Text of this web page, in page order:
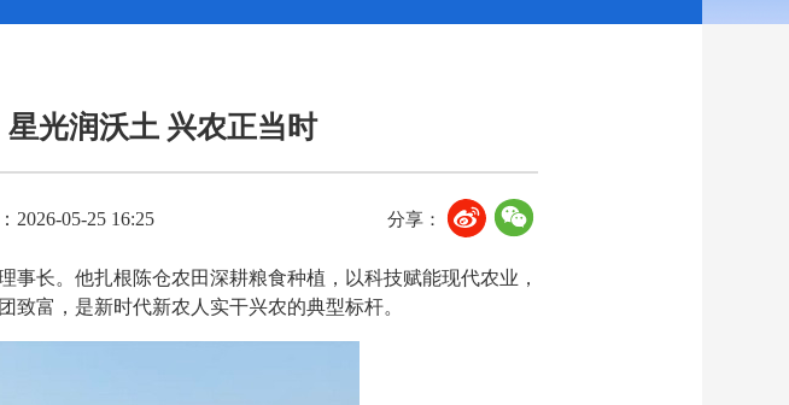
星光润沃土 兴农正当时
2026-05-25 16:25 分享：
长。他扎根陈仓农田深耕粮食种植，以科技赋能现代农业，
富，是新时代新农人实干兴农的典型标杆。